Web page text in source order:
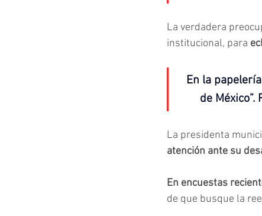
La verdadera
institucional, para
En la
de
La presidenta
atención ante su
En encuestas
de que busque la